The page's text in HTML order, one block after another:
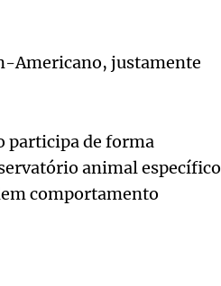
Americano, justamente
participa de forma
animal específico
comportamento